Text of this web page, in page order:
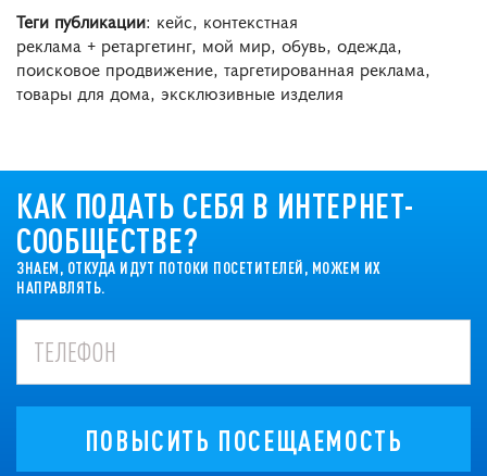
Теги публикации: кейс, контекстная
реклама + ретаргетинг, мой мир, обувь, одежда,
поисковое продвижение, таргетированная реклама,
товары для дома, эксклюзивные изделия
КАК ПОДАТЬ СЕБЯ В ИНТЕРНЕТ-
СООБЩЕСТВЕ?
ЗНАЕМ, ОТКУДА ИДУТ ПОТОКИ ПОСЕТИТЕЛЕЙ, МОЖЕМ ИХ
НАПРАВЛЯТЬ.
ПОВЫСИТЬ ПОСЕЩАЕМОСТЬ